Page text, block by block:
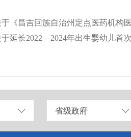
延长2022—2024年出生婴幼儿首
省级政府